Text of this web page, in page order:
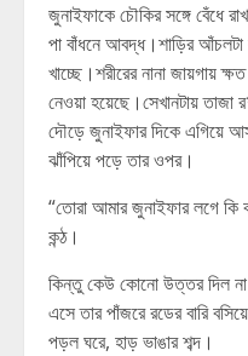
জুনাইফাকে চৌকির সঙ্গে বেঁধে
পা বাঁধনে আবদ্ধ।শাড়ির আঁচলটা
খাচ্ছে।শরীরের নানা জায়গায়
নেওয়া হয়েছে।সেখানটায়
দৌড়ে জুনাইফার দিকে এগিয়ে
ঝাঁপিয়ে পড়ে তার ওপর।
“তোরা আমার জুনাইফার লগে কি
কন্ঠ।
কিন্তু কেউ কোনো উত্তর দিল
এসে তার পাঁজরে রডের বারি
পড়ল ঘরে, হাড় ভাঙার শব্দ।